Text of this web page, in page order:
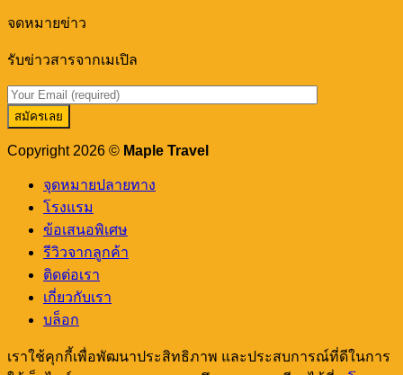
ร้าน
เด็ด
ภูเก็ต
เขา
หลัก
Koh
Lanta
You
Check
จดหมายข่าว
รับข่าวสารจากเมเปิล
Copyright 2026 © Maple Travel
จุดหมายปลายทาง
โรงแรม
ข้อเสนอพิเศษ
รีวิวจากลูกค้า
ติดต่อเรา
เกี่ยวกับเรา
บล็อก
เราใช้คุกกี้เพื่อพัฒนาประสิทธิภาพ และประสบการณ์ที่ดีในการ